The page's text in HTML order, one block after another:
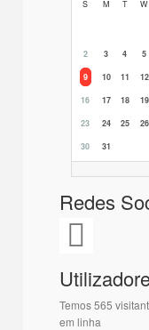
S M T W
2
3 4 5
9
10 11 12
16
17 18 19
23
24 25 26
30
31
Redes
Temos 565
em linha